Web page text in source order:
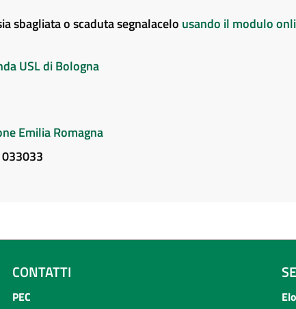
sbagliata o scaduta segnalacelo usando il modulo
USL di Bologna
Emilia Romagna
CONTATTI
PEC